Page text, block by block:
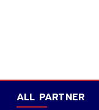
ALL PARTNER